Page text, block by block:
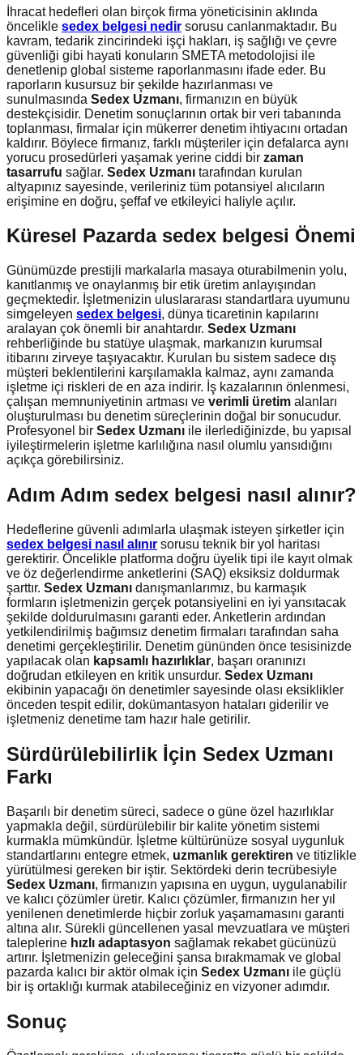
İhracat hedefleri olan birçok firma yöneticisinin aklında
öncelikle sedex belgesi nedir sorusu canlanmaktadır. Bu
kavram, tedarik zincirindeki işçi hakları, iş sağlığı ve çevre
güvenliği gibi hayati konuların SMETA metodolojisi ile
denetlenip global sisteme raporlanmasını ifade eder. Bu
raporların kusursuz bir şekilde hazırlanması ve
sunulmasında Sedex Uzmanı, firmanızın en büyük
destekçisidir. Denetim sonuçlarının ortak bir veri tabanında
toplanması, firmalar için mükerrer denetim ihtiyacını ortadan
kaldırır. Böylece firmanız, farklı müşteriler için defalarca aynı
yorucu prosedürleri yaşamak yerine ciddi bir zaman
tasarrufu sağlar. Sedex Uzmanı tarafından kurulan
altyapınız sayesinde, verileriniz tüm potansiyel alıcıların
erişimine en doğru, şeffaf ve etkileyici haliyle açılır.
Küresel Pazarda sedex belgesi Önemi
Günümüzde prestijli markalarla masaya oturabilmenin yolu,
kanıtlanmış ve onaylanmış bir etik üretim anlayışından
geçmektedir. İşletmenizin uluslararası standartlara uyumunu
simgeleyen sedex belgesi, dünya ticaretinin kapılarını
aralayan çok önemli bir anahtardır. Sedex Uzmanı
rehberliğinde bu statüye ulaşmak, markanızın kurumsal
itibarını zirveye taşıyacaktır. Kurulan bu sistem sadece dış
müşteri beklentilerini karşılamakla kalmaz, aynı zamanda
işletme içi riskleri de en aza indirir. İş kazalarının önlenmesi,
çalışan memnuniyetinin artması ve verimli üretim alanları
oluşturulması bu denetim süreçlerinin doğal bir sonucudur.
Profesyonel bir Sedex Uzmanı ile ilerlediğinizde, bu yapısal
iyileştirmelerin işletme karlılığına nasıl olumlu yansıdığını
açıkça görebilirsiniz.
Adım Adım sedex belgesi nasıl alınır?
Hedeflerine güvenli adımlarla ulaşmak isteyen şirketler için
sedex belgesi nasıl alınır sorusu teknik bir yol haritası
gerektirir. Öncelikle platforma doğru üyelik tipi ile kayıt olmak
ve öz değerlendirme anketlerini (SAQ) eksiksiz doldurmak
şarttır. Sedex Uzmanı danışmanlarımız, bu karmaşık
formların işletmenizin gerçek potansiyelini en iyi yansıtacak
şekilde doldurulmasını garanti eder. Anketlerin ardından
yetkilendirilmiş bağımsız denetim firmaları tarafından saha
denetimi gerçekleştirilir. Denetim gününden önce tesisinizde
yapılacak olan kapsamlı hazırlıklar, başarı oranınızı
doğrudan etkileyen en kritik unsurdur. Sedex Uzmanı
ekibinin yapacağı ön denetimler sayesinde olası eksiklikler
önceden tespit edilir, dokümantasyon hataları giderilir ve
işletmeniz denetime tam hazır hale getirilir.
Sürdürülebilirlik İçin Sedex Uzmanı
Farkı
Başarılı bir denetim süreci, sadece o güne özel hazırlıklar
yapmakla değil, sürdürülebilir bir kalite yönetim sistemi
kurmakla mümkündür. İşletme kültürünüze sosyal uygunluk
standartlarını entegre etmek, uzmanlık gerektiren ve titizlikle
yürütülmesi gereken bir iştir. Sektördeki derin tecrübesiyle
Sedex Uzmanı, firmanızın yapısına en uygun, uygulanabilir
ve kalıcı çözümler üretir. Kalıcı çözümler, firmanızın her yıl
yenilenen denetimlerde hiçbir zorluk yaşamamasını garanti
altına alır. Sürekli güncellenen yasal mevzuatlara ve müşteri
taleplerine hızlı adaptasyon sağlamak rekabet gücünüzü
artırır. İşletmenizin geleceğini şansa bırakmamak ve global
pazarda kalıcı bir aktör olmak için Sedex Uzmanı ile güçlü
bir iş ortaklığı kurmak atabileceğiniz en vizyoner adımdır.
Sonuç